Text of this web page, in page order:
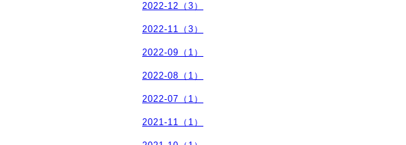
2022-12（3）
2022-11（3）
2022-09（1）
2022-08（1）
2022-07（1）
2021-11（1）